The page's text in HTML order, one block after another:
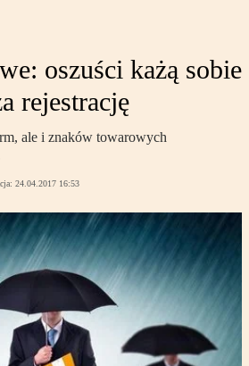
oszuści każą sobie
rejestrację
ale i znaków towarowych
24.04.2017 16:53